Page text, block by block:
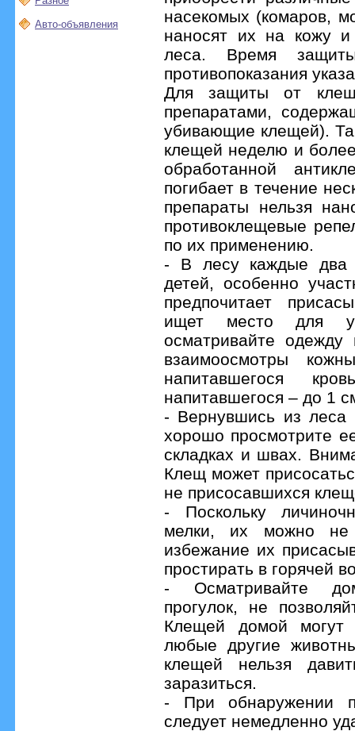
Авто-объявления
насекомых (комаров,
наносят их на кожу
леса. Время
противопоказания
Для защиты от
препаратами,
убивающие клещей).
клещей неделю и
обработанной
погибает в течение
препараты нельзя
противоклещевые
по их применению.
- В лесу каждые два
детей, особенно
предпочитает
ищет место для
осматривайте
взаимоосмотры
напитавшегося
напитавшегося – до 1
- Вернувшись из леса
хорошо просмотрите
складках и швах.
Клещ может
не присосавшихся
- Поскольку
мелки, их можно
избежание их
простирать в горячей
- Осматривайте
прогулок, не
Клещей домой могут
любые другие
клещей нельзя
заразиться.
- При обнаружении
следует немедленно